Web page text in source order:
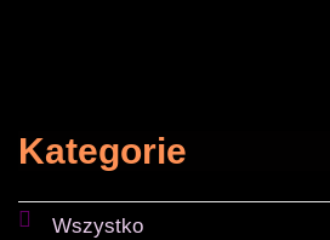
Kategorie
Wszystko